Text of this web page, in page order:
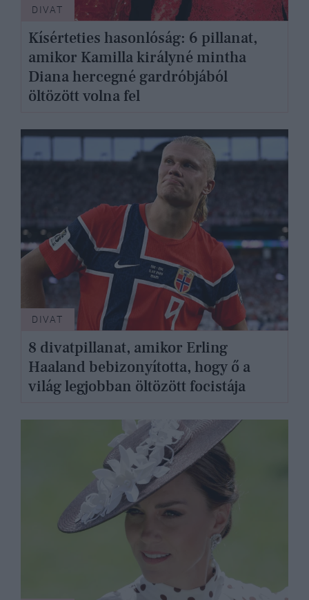
DIVAT
Kísérteties hasonlóság: 6 pillanat,
amikor Kamilla királyné mintha
Diana hercegné gardróbjából
öltözött volna fel
DIVAT
8 divatpillanat, amikor Erling
Haaland bebizonyította, hogy ő a
világ legjobban öltözött focistája